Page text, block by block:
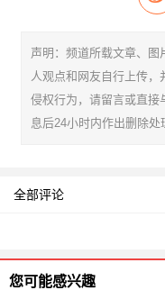
声明：频道所载文章、
人观点和网友自行上传
侵权行为，请留言或直接
息后24小时内作出删除处
全部评论
您可能感兴趣